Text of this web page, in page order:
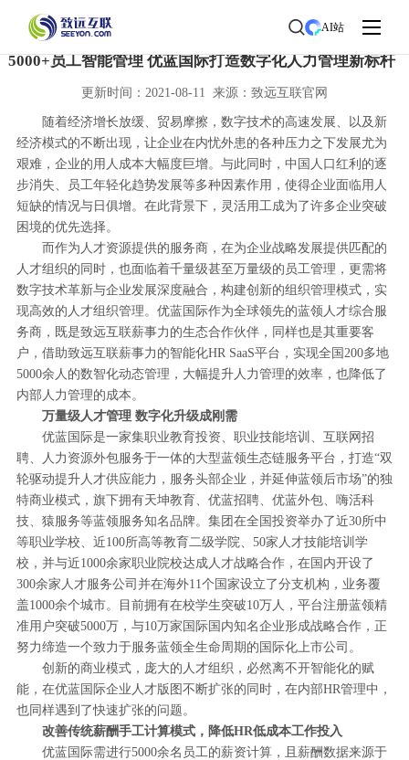
AI站
首页>了解致远>新闻中心
5000+员工智能管理 优蓝国际打造数字化人力管理新标杆
更新时间：2021-08-11 来源：致远互联官网
随着经济增长放缓、贸易摩擦，数字技术的高速发展、以及新
经济模式的不断出现，让企业在内忧外患的各种压力之下发展尤为
艰难，企业的用人成本大幅度巨增。与此同时，中国人口红利的逐
步消失、员工年轻化趋势发展等多种因素作用，使得企业面临用人
短缺的情况与日俱增。在此背景下，灵活用工成为了许多企业突破
困境的优先选择。
而作为人才资源提供的服务商，在为企业战略发展提供匹配的
人才组织的同时，也面临着千量级甚至万量级的员工管理，更需将
数字技术革新与企业发展深度融合，构建创新的组织管理模式，实
现高效的人才组织管理。优蓝国际作为全球领先的蓝领人才综合服
务商，既是致远互联薪事力的生态合作伙伴，同样也是其重要客
户，借助致远互联薪事力的智能化HR SaaS平台，实现全国200多地
5000余人的数智化动态管理，大幅提升人力管理的效率，也降低了
内部人力管理的成本。
万量级人才管理 数字化升级成刚需
优蓝国际是一家集职业教育投资、职业技能培训、互联网招
聘、人力资源外包服务于一体的大型蓝领生态链服务平台，打造“双
轮驱动提升人才供应能力，服务头部企业，并延伸蓝领后市场”的独
特商业模式，旗下拥有天坤教育、优蓝招聘、优蓝外包、嗨活科
技、猿服务等蓝领服务知名品牌。集团在全国投资举办了近30所中
等职业学校、近100所高等教育二级学院、50家人才技能培训学
校，并与近1000余家职业院校达成人才战略合作，在国内开设了
300余家人才服务公司并在海外11个国家设立了分支机构，业务覆
盖1000余个城市。目前拥有在校学生突破10万人，平台注册蓝领精
准用户突破5000万，与10万家国际国内知名企业形成战略合作，正
努力缔造一个致力于服务蓝领全生命周期的国际化上市公司。
创新的商业模式，庞大的人才组织，必然离不开智能化的赋
能，在优蓝国际企业人才版图不断扩张的同时，在内部HR管理中，
也同样遇到了快速扩张的问题。
改善传统薪酬手工计算模式，降低HR低成本工作投入
优蓝国际需进行5000余名员工的薪资计算，且薪酬数据来源于